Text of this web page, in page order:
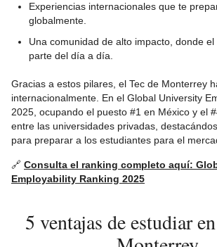
Experiencias internacionales que te
globalmente.
Una comunidad de alto impacto, donde
parte del día a día.
Gracias a estos pilares, el Tec de Monterrey
internacionalmente. En el Global University
2025, ocupando el puesto #1 en México y el
entre las universidades privadas,
para preparar a los estudiantes para el
🔗 Consulta el ranking completo aquí:
Employability Ranking 2025
5 ventajas de estudiar